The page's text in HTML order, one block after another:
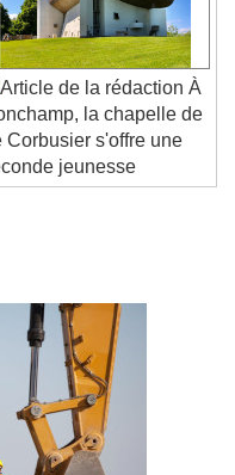
À
la chapelle de
Corbusier s'offre une
jeunesse